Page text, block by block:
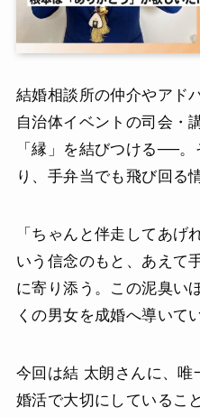
結婚相談所の仲介やアド
自治体イベントの司会・
「縁」を結びつける──
り、手弁当でも飛び回る
「ちゃんと伴走してあげ
いう信念のもと、あえて
に寄り添う。この泥臭い
くの男女を成婚へ導いて
今回は結 太朗さんに、唯
婚活で大切にしているこ